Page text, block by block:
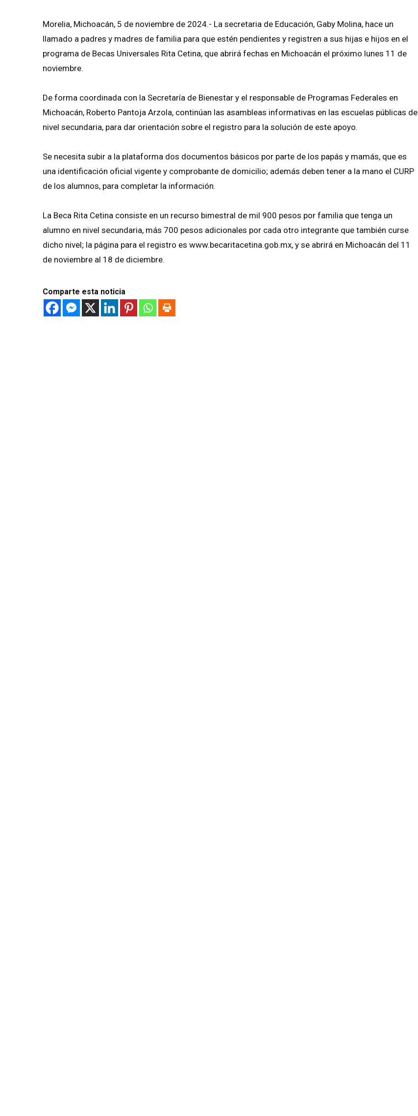
Morelia, Michoacán, 5 de noviembre de 2024.- La secretaria de Educación, Gaby Molina, hace un
llamado a padres y madres de familia para que estén pendientes y registren a sus hijas e hijos en el
programa de Becas Universales Rita Cetina, que abrirá fechas en Michoacán el próximo lunes 11 de
noviembre.
De forma coordinada con la Secretaría de Bienestar y el responsable de Programas Federales en
Michoacán, Roberto Pantoja Arzola, continúan las asambleas informativas en las escuelas públicas de
nivel secundaria, para dar orientación sobre el registro para la solución de este apoyo.
Se necesita subir a la plataforma dos documentos básicos por parte de los papás y mamás, que es
una identificación oficial vigente y comprobante de domicilio; además deben tener a la mano el CURP
de los alumnos, para completar la información.
La Beca Rita Cetina consiste en un recurso bimestral de mil 900 pesos por familia que tenga un
alumno en nivel secundaria, más 700 pesos adicionales por cada otro integrante que también curse
dicho nivel; la página para el registro es www.becaritacetina.gob.mx, y se abrirá en Michoacán del 11
de noviembre al 18 de diciembre.
Comparte esta noticia